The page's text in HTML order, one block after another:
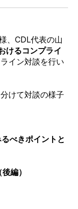
、CDL代表の山
けるコンプライ
イン対談を行い
けて対談の様子
べきポイントと
編）